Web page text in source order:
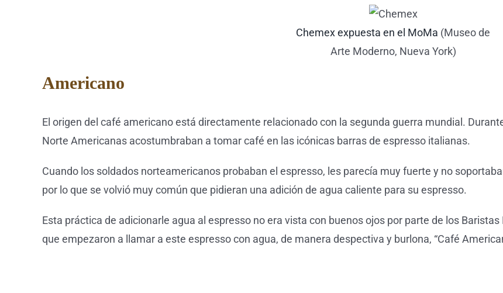
Chemex expuesta en el MoMa (Museo de
Arte Moderno, Nueva York)
Americano
El origen del café americano está directamente relacionado con la segunda guerra mundial.
Norte Americanas acostumbraban a tomar café en las icónicas barras de espresso italianas.
Cuando los soldados norteamericanos probaban el espresso, les parecía muy fuerte y no
por lo que se volvió muy común que pidieran una adición de agua caliente para su espresso.
Esta práctica de adicionarle agua al espresso no era vista con buenos ojos por parte de los Baristas
que empezaron a llamar a este espresso con agua, de manera despectiva y burlona, “Café